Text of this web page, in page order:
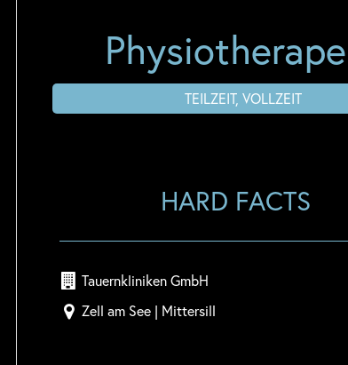
TEILZEIT, VOLLZEIT
HARD FACTS
Tauernkliniken GmbH
Zell am See | Mittersill